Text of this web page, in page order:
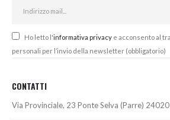
Ho letto l'informativa privacy e acconsento al
personali per l’invio della newsletter (obbligatorio)
CONTATTI
Via Provinciale, 23 Ponte Selva (Parre)